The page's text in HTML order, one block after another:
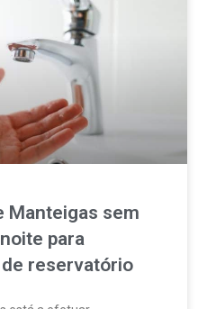
Manteigas sem
para
reservatório